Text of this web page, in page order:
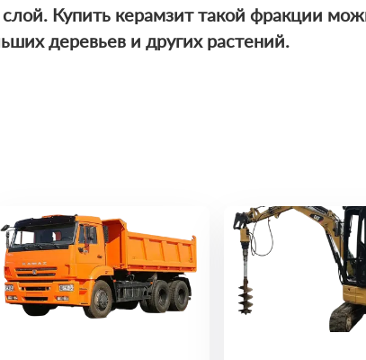
Купить керамзиттакой фракции
деревьев и других растений.